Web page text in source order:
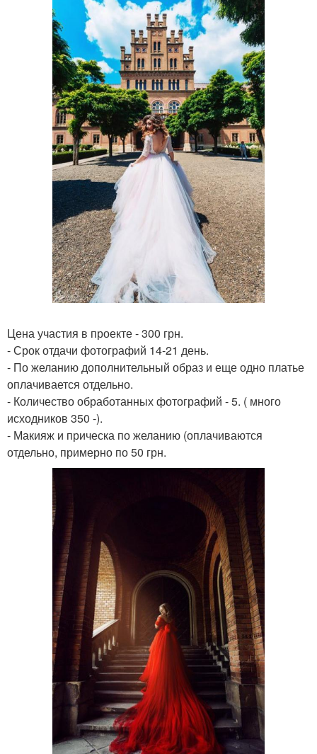
Цена участия в проекте - 300 грн.
- Срок отдачи фотографий 14-21 день.
- По желанию дополнительный образ и еще одно платье
оплачивается отдельно.
- Количество обработанных фотографий - 5. ( много
исходников 350 -).
- Макияж и прическа по желанию (оплачиваются
отдельно, примерно по 50 грн.